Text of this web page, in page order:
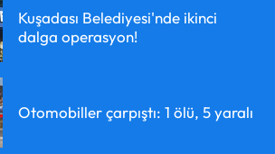
Kuşadası Belediyesi'nde ikinci
dalga operasyon!
Otomobiller çarpıştı: 1 ölü, 5 yaralı